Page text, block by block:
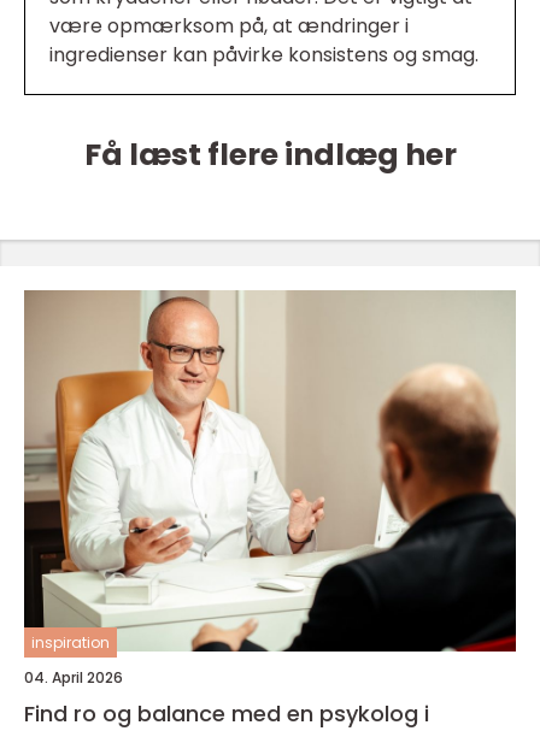
være opmærksom på, at ændringer i
ingredienser kan påvirke konsistens og smag.
Få læst flere indlæg her
inspiration
04. April 2026
Find ro og balance med en psykolog i